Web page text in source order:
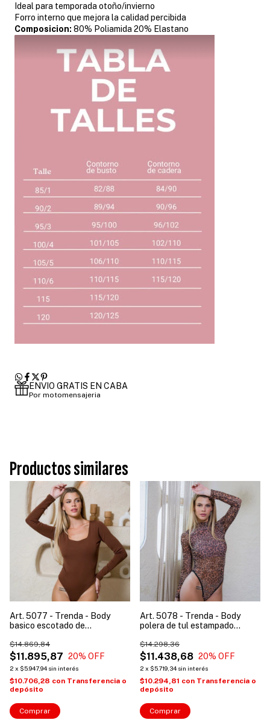
Ideal para temporada otoño/invierno
Forro interno que mejora la calidad percibida
Composicion: 80% Poliamida 20% Elastano
ENVIO GRATIS EN CABA
Por motomensajeria
Productos similares
Art. 5077 - Trenda - Body
basico escotado de
$11.895,87
$14.869,84
20% OFF
2 x $5.947,94 sin interés
$10.706,28 con Transferencia o
depósito
Comprar
Art. 5078 - Trenda - Body
polera de tul estampado
$11.438,68
$14.298,36
20% OFF
2 x $5.719,34 sin interés
$10.294,81 con Transferencia o
depósito
Comprar